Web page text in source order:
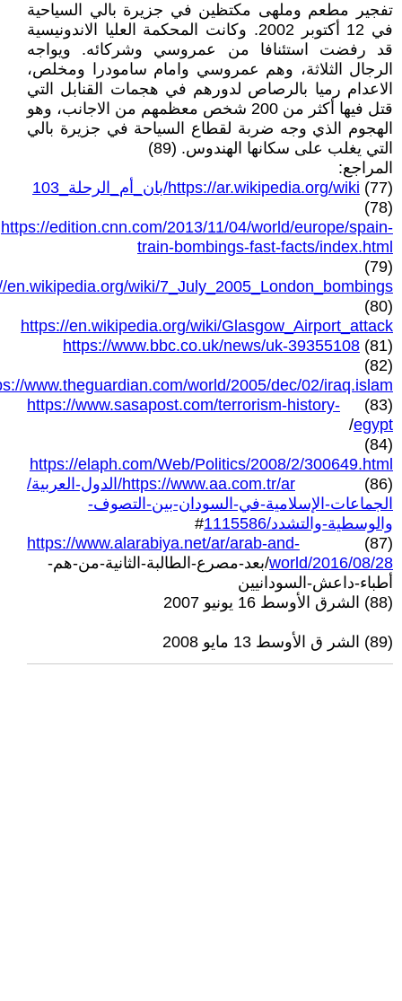
تفجير مطعم وملهى مكتظين في جزيرة بالي السياحية
في 12 أكتوبر 2002. وكانت المحكمة العليا الاندونيسية
قد رفضت استئنافا من عمروسي وشركائه. ويواجه
الرجال الثلاثة، وهم عمروسي وامام سامودرا ومخلص،
الاعدام رميا بالرصاص لدورهم في هجمات القنابل التي
قتل فيها أكثر من 200 شخص معظمهم من الاجانب، وهو
الهجوم الذي وجه ضربة لقطاع السياحة في جزيرة بالي
التي يغلب على سكانها الهندوس. (89)
المراجع:
(77)
https://ar.wikipedia.org/wiki/بان_أم_الرحلة_103
(78)
https://edition.cnn.com/2013/11/04/world/europe/spain-
train-bombings-fast-facts/index.html
(79)
en.wikipedia.org/wiki/7_July_2005_London_bombings
(80)
https://en.wikipedia.org/wiki/Glasgow_Airport_attack
(81)
https://www.bbc.co.uk/news/uk-39355108
(82)
www.theguardian.com/world/2005/dec/02/iraq.islam
(83)
https://www.sasapost.com/terrorism-history-
egypt
/
(84)
https://elaph.com/Web/Politics/2008/2/300649.html
(86)
https://www.aa.com.tr/ar/الدول-العربية/
الجماعات-الإسلامية-في-السودان-بين-التصوف-
والوسطية-والتشدد/1115586
#
(87)
https://www.alarabiya.net/ar/arab-and-
world/2016/08/28/بعد-مصرع-الطالبة-الثانية-من-هم-
أطباء-داعش-السودانيين
(88) الشرق الأوسط 16 يونيو 2007
(89) الشر ق الأوسط 13 مايو 2008